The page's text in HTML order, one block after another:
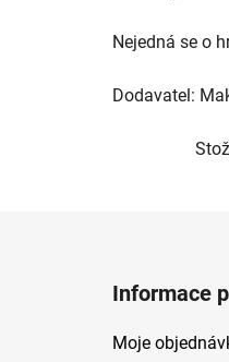
Nejedná se o
Dodavatel:
Informace
Moje